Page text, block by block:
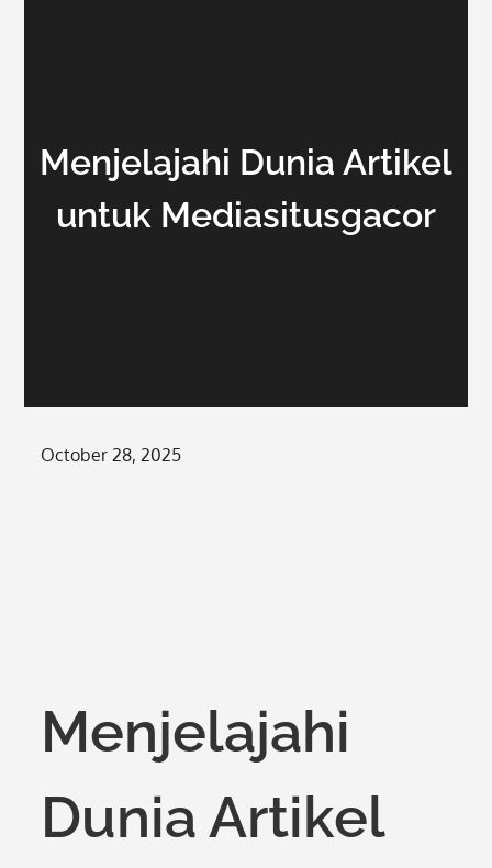
Menjelajahi Dunia Artikel
untuk Mediasitusgacor
Posted
October 28, 2025
Menjelajahi
Dunia Artikel